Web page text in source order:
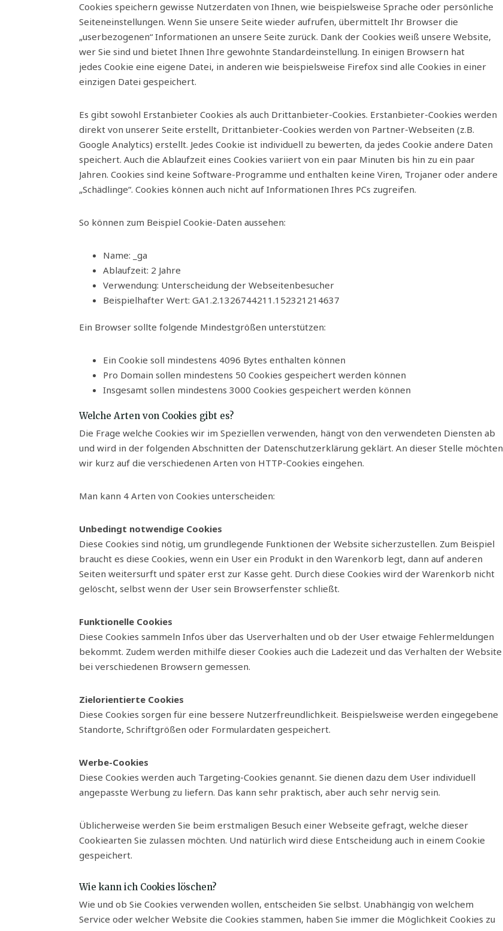
Cookies speichern gewisse Nutzerdaten von Ihnen, wie beispielsweise Sprache oder persönliche
Seiteneinstellungen. Wenn Sie unsere Seite wieder aufrufen, übermittelt Ihr Browser die
„userbezogenen“ Informationen an unsere Seite zurück. Dank der Cookies weiß unsere Website,
wer Sie sind und bietet Ihnen Ihre gewohnte Standardeinstellung. In einigen Browsern hat
jedes Cookie eine eigene Datei, in anderen wie beispielsweise Firefox sind alle Cookies in einer
einzigen Datei gespeichert.
Es gibt sowohl Erstanbieter Cookies als auch Drittanbieter-Cookies. Erstanbieter-Cookies werden
direkt von unserer Seite erstellt, Drittanbieter-Cookies werden von Partner-Webseiten (z.B.
Google Analytics) erstellt. Jedes Cookie ist individuell zu bewerten, da jedes Cookie andere Daten
speichert. Auch die Ablaufzeit eines Cookies variiert von ein paar Minuten bis hin zu ein paar
Jahren. Cookies sind keine Software-Programme und enthalten keine Viren, Trojaner oder andere
„Schädlinge“. Cookies können auch nicht auf Informationen Ihres PCs zugreifen.
So können zum Beispiel Cookie-Daten aussehen:
Name: _ga
Ablaufzeit: 2 Jahre
Verwendung: Unterscheidung der Webseitenbesucher
Beispielhafter Wert: GA1.2.1326744211.152321214637
Ein Browser sollte folgende Mindestgrößen unterstützen:
Ein Cookie soll mindestens 4096 Bytes enthalten können
Pro Domain sollen mindestens 50 Cookies gespeichert werden können
Insgesamt sollen mindestens 3000 Cookies gespeichert werden können
Welche Arten von Cookies gibt es?
Die Frage welche Cookies wir im Speziellen verwenden, hängt von den verwendeten Diensten ab
und wird in der folgenden Abschnitten der Datenschutzerklärung geklärt. An dieser Stelle möchten
wir kurz auf die verschiedenen Arten von HTTP-Cookies eingehen.
Man kann 4 Arten von Cookies unterscheiden:
Unbedingt notwendige Cookies
Diese Cookies sind nötig, um grundlegende Funktionen der Website sicherzustellen. Zum Beispiel
braucht es diese Cookies, wenn ein User ein Produkt in den Warenkorb legt, dann auf anderen
Seiten weitersurft und später erst zur Kasse geht. Durch diese Cookies wird der Warenkorb nicht
gelöscht, selbst wenn der User sein Browserfenster schließt.
Funktionelle Cookies
Diese Cookies sammeln Infos über das Userverhalten und ob der User etwaige Fehlermeldungen
bekommt. Zudem werden mithilfe dieser Cookies auch die Ladezeit und das Verhalten der Website
bei verschiedenen Browsern gemessen.
Zielorientierte Cookies
Diese Cookies sorgen für eine bessere Nutzerfreundlichkeit. Beispielsweise werden eingegebene
Standorte, Schriftgrößen oder Formulardaten gespeichert.
Werbe-Cookies
Diese Cookies werden auch Targeting-Cookies genannt. Sie dienen dazu dem User individuell
angepasste Werbung zu liefern. Das kann sehr praktisch, aber auch sehr nervig sein.
Üblicherweise werden Sie beim erstmaligen Besuch einer Webseite gefragt, welche dieser
Cookiearten Sie zulassen möchten. Und natürlich wird diese Entscheidung auch in einem Cookie
gespeichert.
Wie kann ich Cookies löschen?
Wie und ob Sie Cookies verwenden wollen, entscheiden Sie selbst. Unabhängig von welchem
Service oder welcher Website die Cookies stammen, haben Sie immer die Möglichkeit Cookies zu